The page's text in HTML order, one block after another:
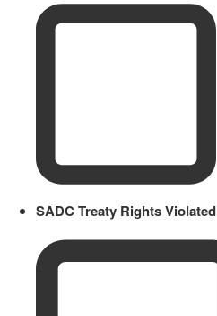
SADC Treaty Rights Violated